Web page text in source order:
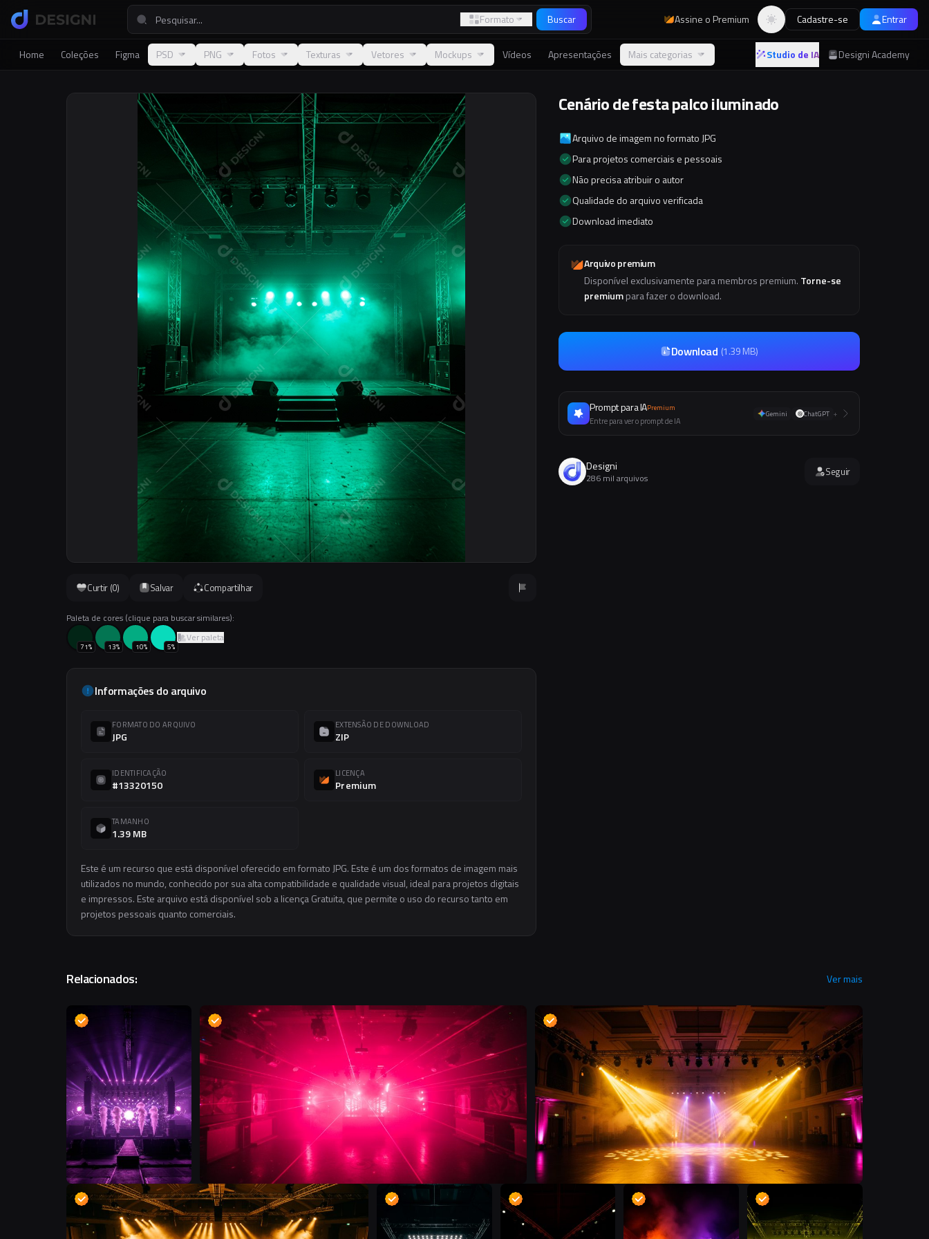
Formato Buscar Assine o Premium Alternar tema
Cadastre-se Entrar
Home Coleções Figma PSD PNG Fotos Texturas Vetores Mockups Vídeos Apresentações Mais categorias Studio de IA Designi Academy
Curtir (0) Salvar Compartilhar
Paleta de cores (clique para buscar similares):
71% 13% 10% 5%
Ver paleta
Informações do arquivo
FORMATO DO ARQUIVO
JPG
EXTENSÃO DE DOWNLOAD
ZIP
IDENTIFICAÇÃO
#13320150
LICENÇA
Premium
TAMANHO
1.39 MB
Este é um recurso que está disponível oferecido em formato JPG. Este é um dos formatos de imagem mais
utilizados no mundo, conhecido por sua alta compatibilidade e qualidade visual, ideal para projetos digitais
e impressos. Este arquivo está disponível sob a licença Gratuita, que permite o uso do recurso tanto em
projetos pessoais quanto comerciais.
Cenário de festa palco iluminado
Arquivo de imagem no formato JPG
Para projetos comerciais e pessoais
Não precisa atribuir o autor
Qualidade do arquivo verificada
Download imediato
Arquivo premium
Disponível exclusivamente para membros premium. Torne-se
premiumpara fazer o download.
Download (1.39 MB)
Prompt para IAPremium
Entre para ver o prompt de IA
Gemini ChatGPT +
Designi
286 mil arquivos Seguir
Relacionados: Ver mais
D
D